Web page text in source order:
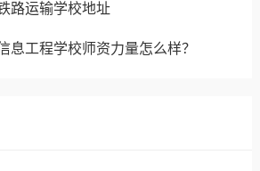
路运输学校地址
息工程学校师资力量怎么样？